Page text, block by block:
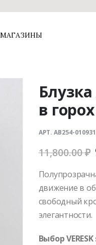
МАГАЗИНЫ
в
АРТ. AB254-010931
11,800.00₽
движение в
свободный
элегантности.
Выбор